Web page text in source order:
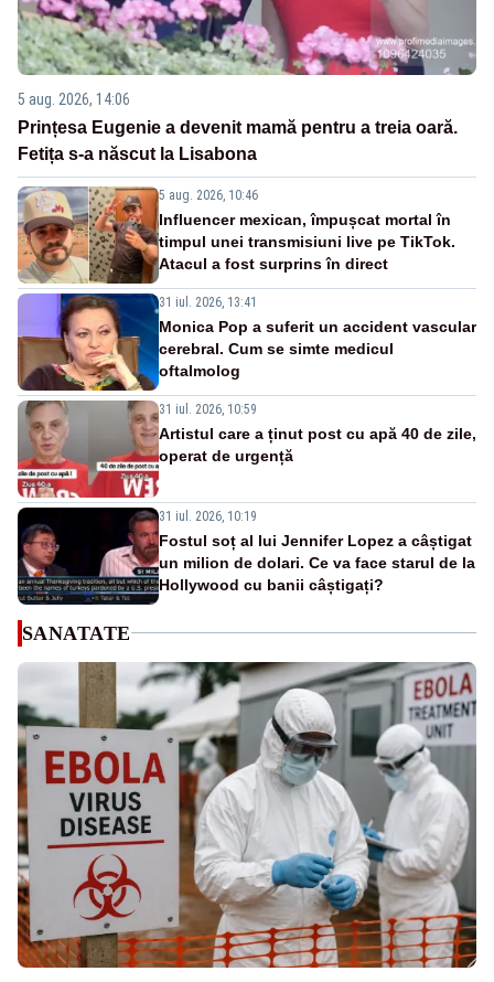
5 aug. 2026, 14:06
Prințesa Eugenie a devenit mamă pentru a treia oară.
Fetița s-a născut la Lisabona
5 aug. 2026, 10:46
Influencer mexican, împușcat mortal în
timpul unei transmisiuni live pe TikTok.
Atacul a fost surprins în direct
31 iul. 2026, 13:41
Monica Pop a suferit un accident vascular
cerebral. Cum se simte medicul
oftalmolog
31 iul. 2026, 10:59
Artistul care a ținut post cu apă 40 de zile,
operat de urgență
31 iul. 2026, 10:19
Fostul soț al lui Jennifer Lopez a câștigat
un milion de dolari. Ce va face starul de la
Hollywood cu banii câștigați?
SANATATE